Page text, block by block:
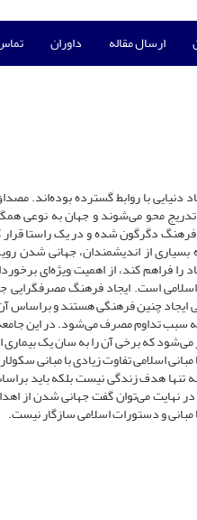
ارسال مقاله داوران
با روابط گسترده بوده‌اند.
محو می‌شوند و جهان به نوعی
دگرگون شده و در یک راستا قرار
از اندیشمندان، جهانی شدن
کند، از اهمیت ویژه‌ای
است. ایجاد فرهنگ
ایجاد چنین فرهنگی هستند و براساس
که سبب تداوم مصرف می‌شود. در این
که برخی آن را به سان یک بیماری
اسلامی تفاوت زیادی با مبانی
هدف زندگی نیست بلکه باید
می‌توان گفت جهانی شدن از
مبانی و دستورات اسلامی سازگار نیست.